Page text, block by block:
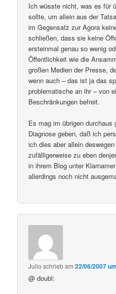
Ich wüsste nicht, was es für
sollte, um allein aus der
im Gegensatz zur Agora
schließen, dass sie keine
ersteinmal genau so wenig
Öffentlichkeit wie die
großen Medien der Presse,
wenn auch – das ist ja das
problematische an ihr – von
Beschränkungen befreit.
Es mag im übrigen durchaus
Diagnose geben, daß ich
ich dies aber allein
zufälligerweise zu eben
in ihrem Blog unter
allerdings noch nicht
Julio schriebam22/06/2007
@ doubl: